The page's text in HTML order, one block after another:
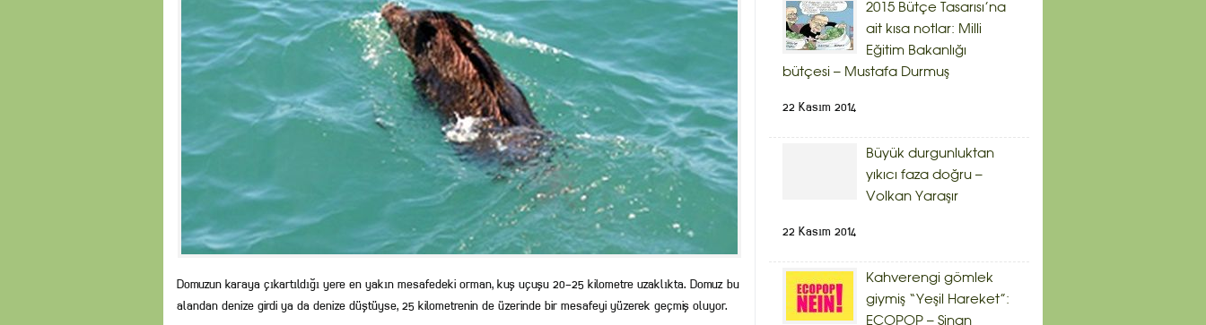
Domuzun karaya çıkartıldığı yere en yakın mesafedeki orman, kuş uçuşu 20-25 kilometre uzaklıkta. Domuz bu
alandan denize girdi ya da denize düştüyse, 25 kilometrenin de üzerinde bir mesafeyi yüzerek geçmiş oluyor.
2015 Bütçe Tasarısı’na
ait kısa notlar: Milli
Eğitim Bakanlığı
bütçesi – Mustafa Durmuş
22 Kasım 2014
Büyük durgunluktan
yıkıcı faza doğru –
Volkan Yaraşır
22 Kasım 2014
Kahverengi gömlek
giymiş “Yeşil Hareket”:
ECOPOP – Sinan